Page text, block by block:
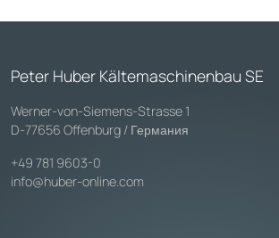
Peter Huber Kältemaschinenbau SE
Werner-von-Siemens-Strasse 1
D-77656 Offenburg / Германия
+49 781 9603-0
info@huber-online.com